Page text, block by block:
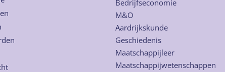
Bedrijfseconomie
M&O
Aardrijkskunde
Geschiedenis
Maatschappijleer
Maatschappijwetenschappen